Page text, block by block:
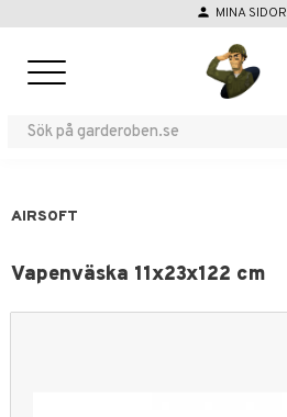
person MINA SIDOR
AIRSOFT
Vapenväska 11x23x122 cm